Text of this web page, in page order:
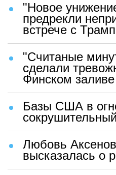
"Новое
предрекли
встрече с
"Считаные
сделали
Финском заливе
Базы США в
Любовь
высказалась о